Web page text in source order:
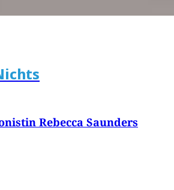
Rebecca Saunders